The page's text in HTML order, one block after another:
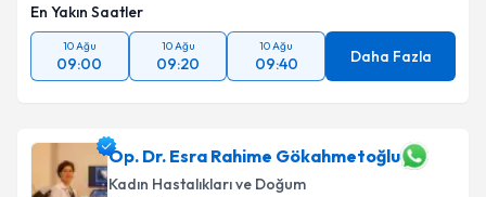
En Yakın Saatler
10 Ağu
09:00
10 Ağu
09:20
10 Ağu
09:40 Daha Fazla
Op. Dr. Esra Rahime Gökahmetoğlu
Kadın Hastalıkları ve Doğum